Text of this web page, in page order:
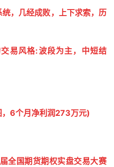
，几经成败，上下求索，历
易风格:波段为主，中短结
，6个月净利润273万元)
全国期货期权实盘交易大赛